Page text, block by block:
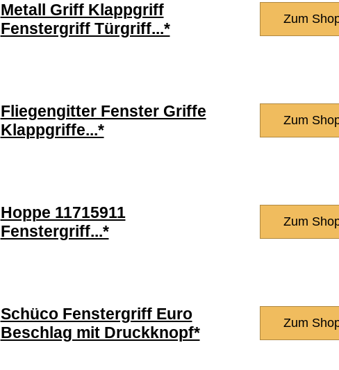
Metall Griff Klappgriff
Fenstergriff Türgriff...*
Zum
Fliegengitter Fenster Griffe
Klappgriffe...*
Zum
Hoppe 11715911
Fenstergriff...*
Zum
Schüco Fenstergriff Euro
Beschlag mit Druckknopf*
Zum